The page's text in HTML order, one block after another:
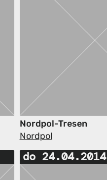
Nordpol-Tresen
Nordpol
do 24.04.2014